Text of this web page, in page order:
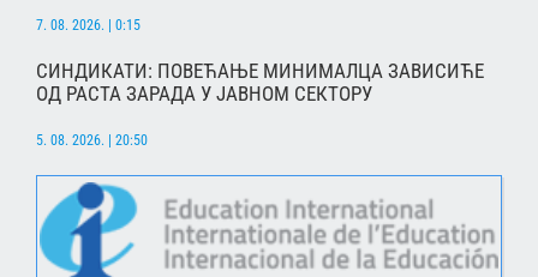
7. 08. 2026. | 0:15
СИНДИКАТИ: ПОВЕЋАЊЕ МИНИМАЛЦА ЗАВИСИЋЕ
ОД РАСТА ЗАРАДА У ЈАВНОМ СЕКТОРУ
5. 08. 2026. | 20:50